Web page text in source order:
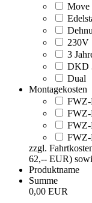
Move
230V
3
DKD
Dual
Montagekosten
zzgl.
62,-- EUR)
Produktname
Summe
0,00 EUR